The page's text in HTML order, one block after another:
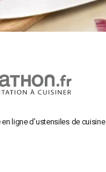
en ligne d’ustensiles de cuisine